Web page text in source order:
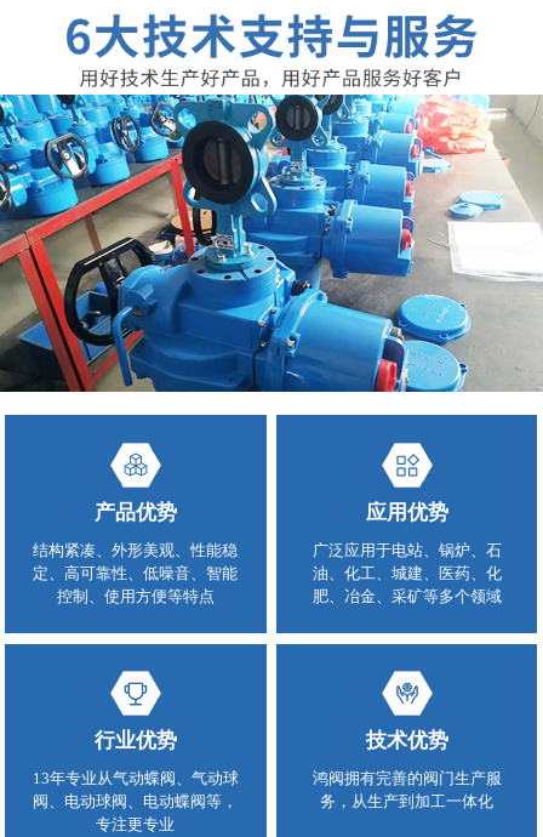
产品优势
结构紧凑、外形美观、性能稳
定、高可靠性、低噪音、智能
控制、使用方便等特点
应用优势
广泛应用于电站、锅炉、石
油、化工、城建、医药、化
肥、冶金、采矿等多个领域
行业优势
13年专业从气动蝶阀、气动球
阀、电动球阀、电动蝶阀等，
专注更专业
技术优势
鸿阀拥有完善的阀门生产服
务，从生产到加工一体化